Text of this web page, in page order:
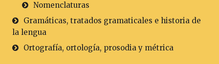
Nomenclaturas
Gramáticas, tratados gramaticales e historia de
la lengua
Ortografía, ortología, prosodia y métrica